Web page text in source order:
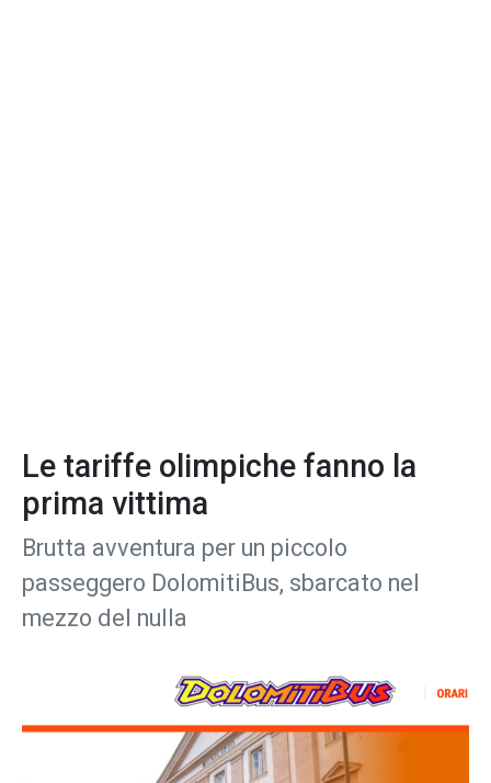
Le tariffe olimpiche fanno la
prima vittima
Brutta avventura per un piccolo
passeggero DolomitiBus, sbarcato nel
mezzo del nulla